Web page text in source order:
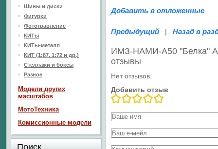
Добавить в отложенные
Предыдущий | Назад в
ИМЗ-НАМИ-А50 "Белка"
отзывы
Нет отзывов.
Добавить отзыв
Шины и диски
Фигурки
Фототравление
КИТы
КИТы-металл
КИТ (1:87, 1:72 и др.)
Стеллажи и боксы
Разное
Модели других
масштабов
МотоТехника
Комиссионные модели
Поиск